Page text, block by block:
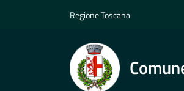
Regione Toscana